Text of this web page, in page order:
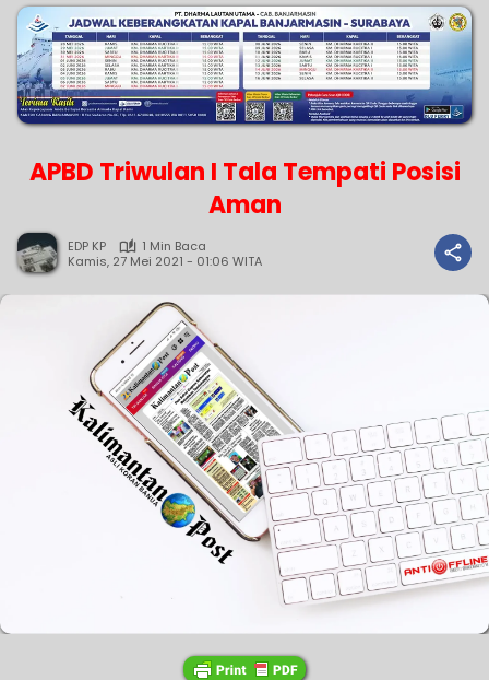
APBD Triwulan I Tala Tempati Posisi
Aman
EDP KP
1 Min Baca
Kamis, 27 Mei 2021 - 01:06 WITA